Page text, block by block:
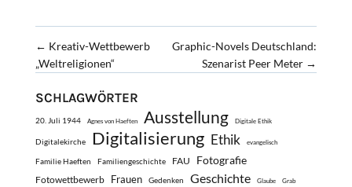
← Kreativ-Wettbewerb
„Weltreligionen“
Graphic-Novels Deutschland:
Szenarist Peer Meter →
SCHLAGWÖRTER
20. Juli 1944 Agnes von Haeften Ausstellung Digitale Ethik
Digitalekirche Digitalisierung Ethik evangelisch
Familie Haeften Familiengeschichte FAU Fotografie
Fotowettbewerb Frauen Gedenken Geschichte Glaube Grab